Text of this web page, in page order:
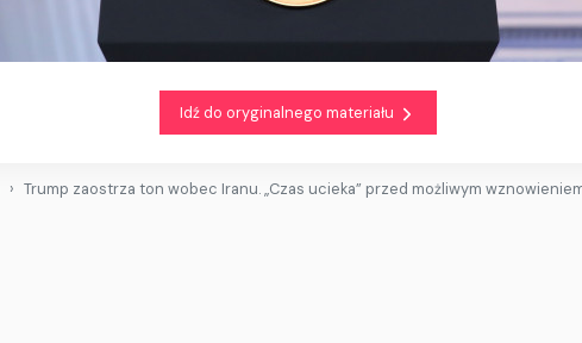
Idź do oryginalnego materiału
Trump zaostrza ton wobec Iranu. „Czas ucieka” przed możliwym